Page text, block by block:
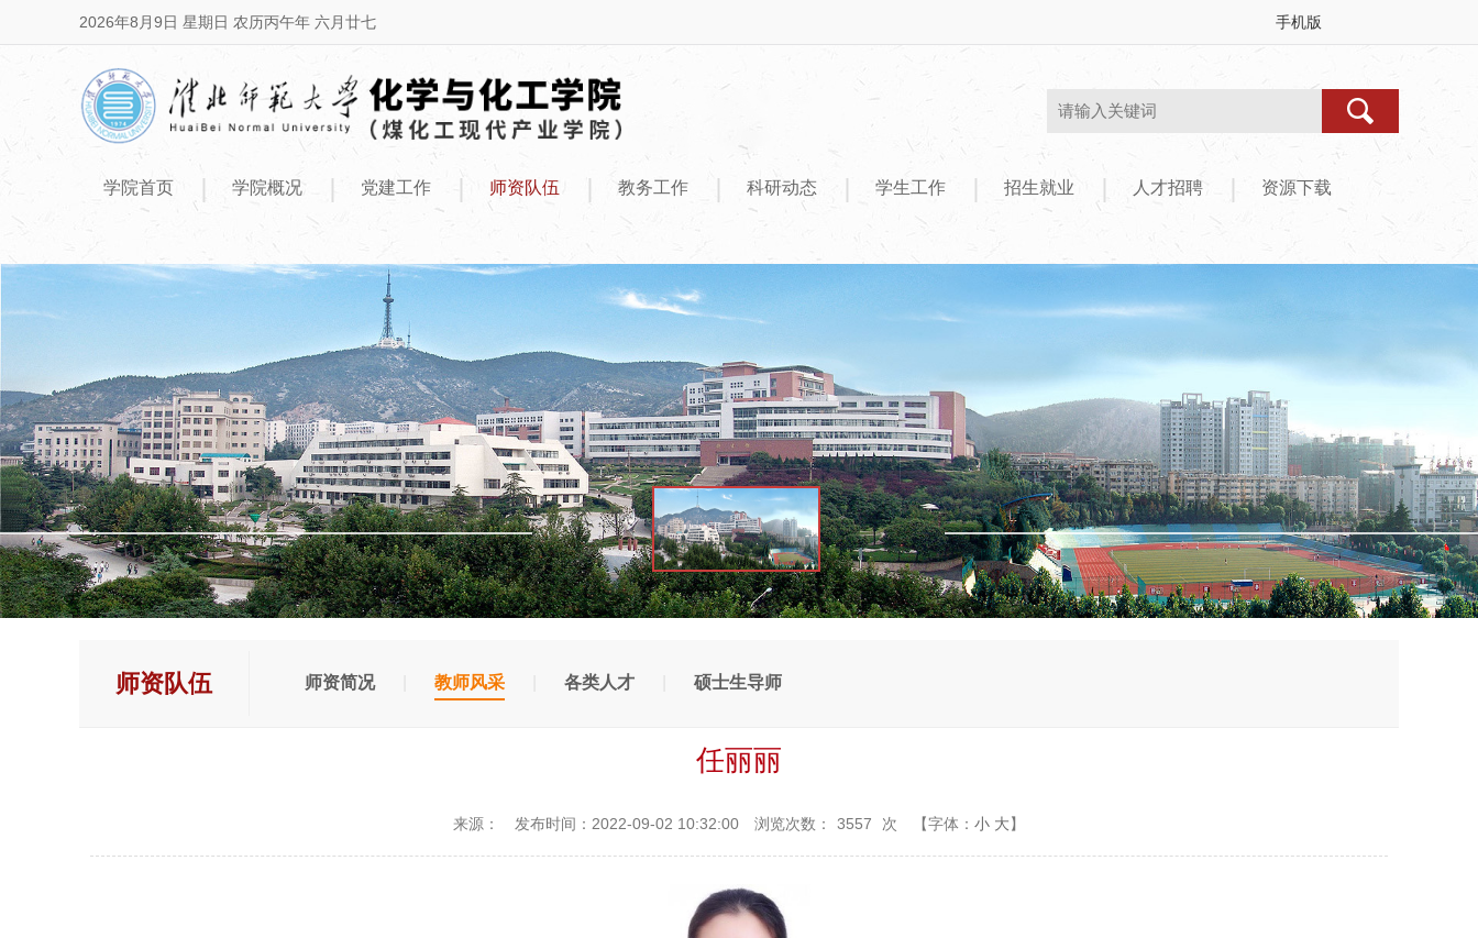
手机版
2026年8月9日 星期日 农历丙午年 六月廿七
学院首页 | 学院概况 | 党建工作 | 师资队伍 | 教务工作 | 科研动态 | 学生工作 | 招生就业 | 人才招聘 | 资源下载
师资简况 教师风采 各类人才 硕士生导师
师资队伍
任丽丽
来源： 发布时间：2022-09-02 10:32:00 浏览次数： 3557 次 【字体： 小 大】